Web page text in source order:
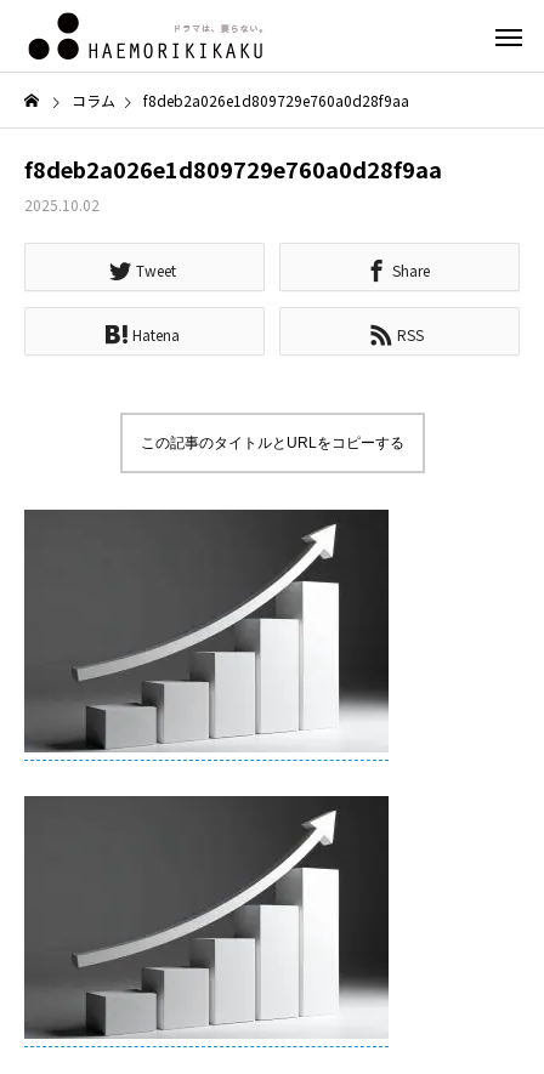
コラム f8deb2a026e1d809729e760a0d28f9aa
f8deb2a026e1d809729e760a0d28f9aa
2025.10.02
Tweet Share
Hatena RSS
この記事のタイトルとURLをコピーする